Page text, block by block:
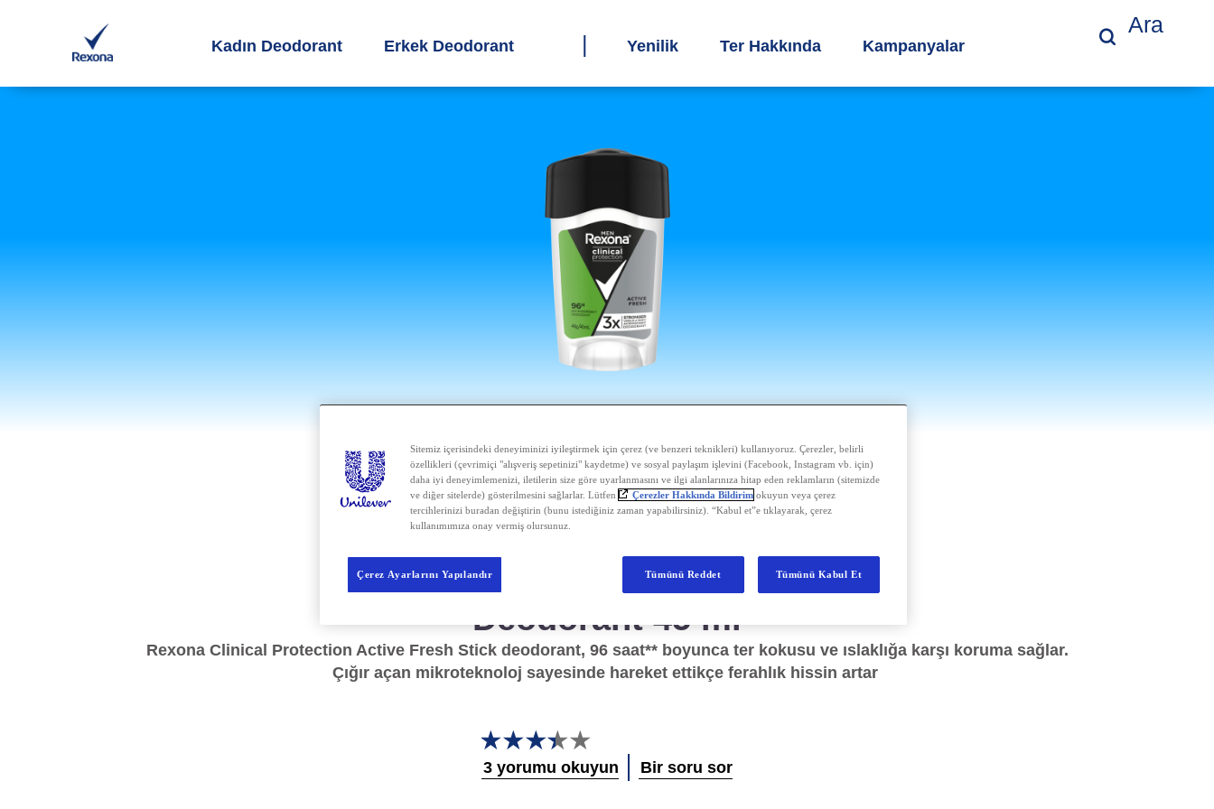
Kadın Deodorant Erkek Deodorant Yenilik Ter Hakkında Kampanyalar
Ara
Rexona Clinical Protection
Men Active Fresh
Antipersipant Erkek Stick
Deodorant 45 ml
Rexona Clinical Protection Active Fresh Stick deodorant, 96 saat** boyunca ter kokusu ve ıslaklığa karşı koruma sağlar.
Çığır açan mikroteknoloj sayesinde hareket ettikçe ferahlık hissin artar
Bu
Rexona
Clinical
3 yorumu okuyun Bir soru sor
Sitemiz içerisindeki deneyiminizi iyileştirmek için çerez (ve benzeri teknikleri) kullanıyoruz. Çerezler, belirli
özellikleri (çevrimiçi "alışveriş sepetinizi" kaydetme) ve sosyal paylaşım işlevini (Facebook, Instagram vb. için)
daha iyi deneyimlemenizi, iletilerin size göre uyarlanmasını ve ilgi alanlarınıza hitap eden reklamların (sitemizde
ve diğer sitelerde) gösterilmesini sağlarlar. Lütfen
Çerezler Hakkında Bildirim okuyun veya çerez
tercihlerinizi buradan değiştirin (bunu istediğiniz zaman yapabilirsiniz). “Kabul et”e tıklayarak, çerez
kullanımımıza onay vermiş olursunuz.
Çerez Ayarlarını Yapılandır Tümünü Reddet Tümünü Kabul Et